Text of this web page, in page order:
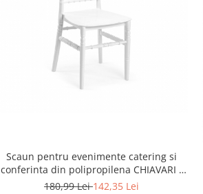
Scaun pentru evenimente catering si
conferinta din polipropilena CHIAVARI /
TIFFANY ballroom
180,99 Lei142,35 Lei